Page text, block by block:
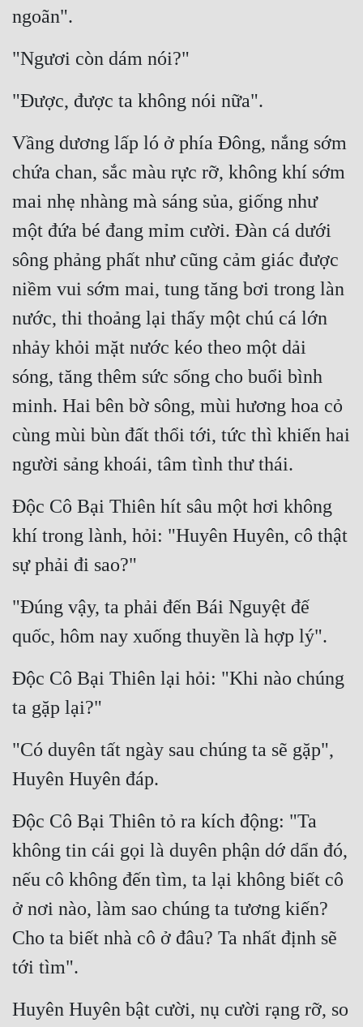
ngoãn".
"Ngươi còn dám nói?"
"Được, được ta không nói nữa".
Vầng dương lấp ló ở phía Đông, nắng sớm
chứa chan, sắc màu rực rỡ, không khí sớm
mai nhẹ nhàng mà sáng sủa, giống như
một đứa bé đang mỉm cười. Đàn cá dưới
sông phảng phất như cũng cảm giác được
niềm vui sớm mai, tung tăng bơi trong làn
nước, thi thoảng lại thấy một chú cá lớn
nhảy khỏi mặt nước kéo theo một dải
sóng, tăng thêm sức sống cho buổi bình
minh. Hai bên bờ sông, mùi hương hoa cỏ
cùng mùi bùn đất thổi tới, tức thì khiến hai
người sảng khoái, tâm tình thư thái.
Độc Cô Bại Thiên hít sâu một hơi không
khí trong lành, hỏi: "Huyên Huyên, cô thật
sự phải đi sao?"
"Đúng vậy, ta phải đến Bái Nguyệt đế
quốc, hôm nay xuống thuyền là hợp lý".
Độc Cô Bại Thiên lại hỏi: "Khi nào chúng
ta gặp lại?"
"Có duyên tất ngày sau chúng ta sẽ gặp",
Huyên Huyên đáp.
Độc Cô Bại Thiên tỏ ra kích động: "Ta
không tin cái gọi là duyên phận dớ dẩn đó,
nếu cô không đến tìm, ta lại không biết cô
ở nơi nào, làm sao chúng ta tương kiến?
Cho ta biết nhà cô ở đâu? Ta nhất định sẽ
tới tìm".
Huyên Huyên bật cười, nụ cười rạng rỡ, so